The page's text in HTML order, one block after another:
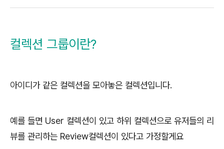
컬렉션 그룹이란?
아이디가 같은 컬렉션을 모아놓은 컬렉션입니다.
예를 들면 User 컬렉션이 있고 하위 컬렉션으로 유저들의 리
뷰를 관리하는 Review컬렉션이 있다고 가정할게요